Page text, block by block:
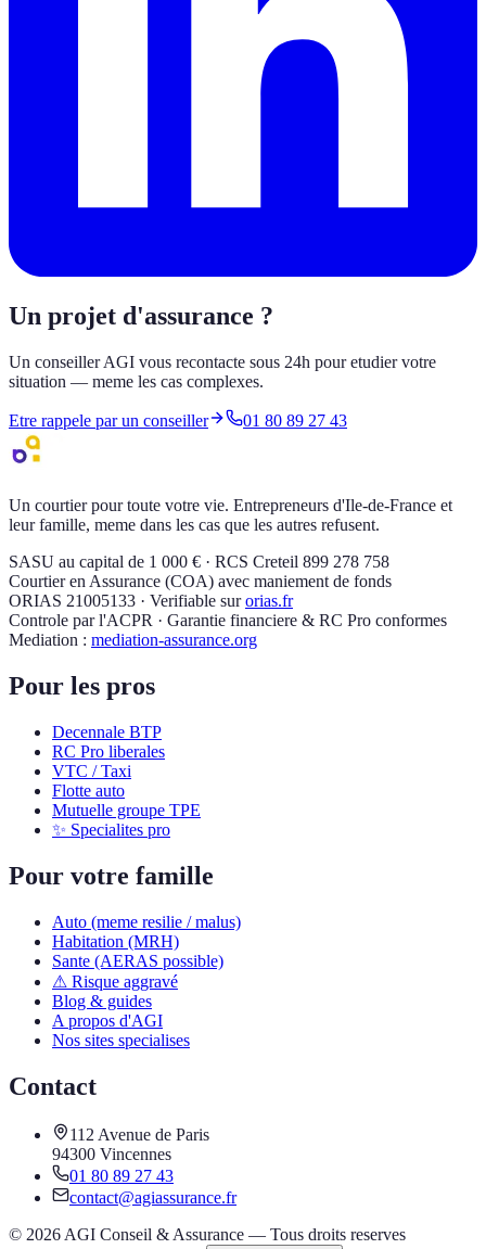
Un projet d'assurance ?
Un conseiller AGI vous recontacte sous 24h pour etudier votre
situation — meme les cas complexes.
Etre rappele par un conseiller 01 80 89 27 43
Un courtier pour toute votre vie. Entrepreneurs d'Ile-de-France et
leur famille, meme dans les cas que les autres refusent.
SASU au capital de 1 000 € · RCS Creteil 899 278 758
Courtier en Assurance (COA) avec maniement de fonds
ORIAS 21005133 · Verifiable sur orias.fr
Controle par l'ACPR · Garantie financiere & RC Pro conformes
Mediation : mediation-assurance.org
Pour les pros
Decennale BTP
RC Pro liberales
VTC / Taxi
Flotte auto
Mutuelle groupe TPE
✨ Specialites pro
Pour votre famille
Auto (meme resilie / malus)
Habitation (MRH)
Sante (AERAS possible)
⚠ Risque aggravé
Blog & guides
A propos d'AGI
Nos sites specialises
Contact
112 Avenue de Paris
94300 Vincennes
01 80 89 27 43
contact@agiassurance.fr
© 2026 AGI Conseil & Assurance — Tous droits reserves